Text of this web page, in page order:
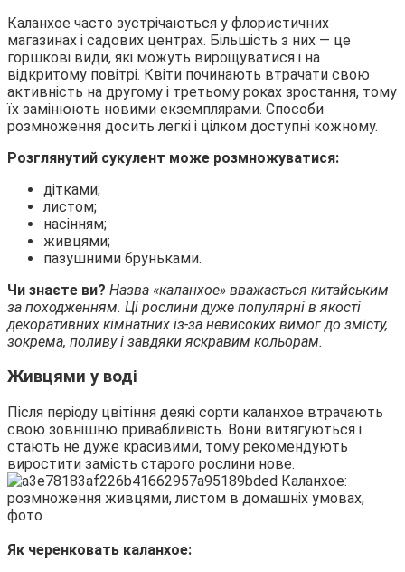
Каланхое часто зустрічаються у флористичних
магазинах і садових центрах. Більшість з них — це
горшкові види, які можуть вирощуватися і на
відкритому повітрі. Квіти починають втрачати свою
активність на другому і третьому роках зростання, тому
їх замінюють новими екземплярами. Способи
розмноження досить легкі і цілком доступні кожному.
Розглянутий сукулент може розмножуватися:
дітками;
листом;
насінням;
живцями;
пазушними бруньками.
Чи знаєте ви? Назва «каланхое» вважається китайським
за походженням. Ці рослини дуже популярні в якості
декоративних кімнатних із-за невисоких вимог до змісту,
зокрема, поливу і завдяки яскравим кольорам.
Живцями у воді
Після періоду цвітіння деякі сорти каланхое втрачають
свою зовнішню привабливість. Вони витягуються і
стають не дуже красивими, тому рекомендують
виростити замість старого рослини нове.
Як черенковать каланхое: